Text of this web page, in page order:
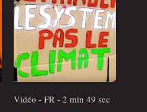
Vidéo - FR - 2 min 49 sec